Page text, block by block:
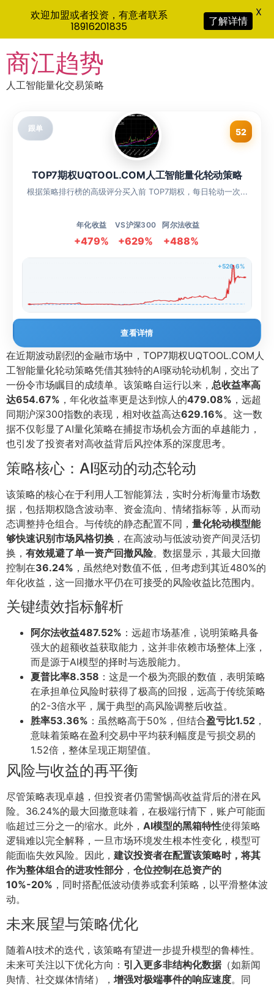
to
content
商江趋势
人工智能量化交易策略
跟单 52
TOP7期权UQTOOL.COM人工智能量化轮动策略
根据策略排行榜的高级评分买入前 TOP7期权，每日轮动一次...
年化收益
+479%
VS沪深300
+629%
阿尔法收益
+488%
+526.6%
查看详情
在近期波动剧烈的金融市场中，TOP7期权UQTOOL.COM人
工智能量化轮动策略凭借其独特的AI驱动轮动机制，交出了
一份令市场瞩目的成绩单。该策略自运行以来， 总收益率高
达654.67% ，年化收益率更是达到惊人的479.08% ，远超
同期沪深300指数的表现，相对收益高达629.16%。这一数
据不仅彰显了AI量化策略在捕捉市场机会方面的卓越能力，
也引发了投资者对高收益背后风控体系的深度思考。
策略核心：AI驱动的动态轮动
该策略的核心在于利用人工智能算法，实时分析海量市场数
据，包括期权隐含波动率、资金流向、情绪指标等，从而动
态调整持仓组合。与传统的静态配置不同， 量化轮动模型能
够快速识别市场风格切换 ，在高波动与低波动资产间灵活切
换， 有效规避了单一资产回撤风险。数据显示，其最大回撤
控制在36.24% ，虽然绝对数值不低，但考虑到其近480%的
年化收益，这一回撤水平仍在可接受的风险收益比范围内。
关键绩效指标解析
阿尔法收益487.52% ：远超市场基准，说明策略具备
强大的超额收益获取能力，这并非依赖市场整体上涨，
而是源于AI模型的择时与选股能力。
夏普比率8.358 ：这是一个极为亮眼的数值，表明策略
在承担单位风险时获得了极高的回报，远高于传统策略
的2-3倍水平，属于典型的高风险调整后收益。
胜率53.36% ：虽然略高于50%，但结合盈亏比1.52 ，
意味着策略在盈利交易中平均获利幅度是亏损交易的
1.52倍，整体呈现正期望值。
风险与收益的再平衡
尽管策略表现卓越，但投资者仍需警惕高收益背后的潜在风
险。36.24%的最大回撤意味着，在极端行情下，账户可能面
临超过三分之一的缩水。此外， AI模型的黑箱特性使得策略
逻辑难以完全解释，一旦市场环境发生根本性变化，模型可
能面临失效风险。因此， 建议投资者在配置该策略时，将其
作为整体组合的进攻性部分， 仓位控制在总资产的
10%-20% ，同时搭配低波动债券或套利策略，以平滑整体波
动。
未来展望与策略优化
随着AI技术的迭代，该策略有望进一步提升模型的鲁棒性。
未来可关注以下优化方向： 引入更多非结构化数据（如新闻
舆情、社交媒体情绪）， 增强对极端事件的响应速度。同
欢迎加盟或者投资，有意者联系
18916201835
了解详情
X